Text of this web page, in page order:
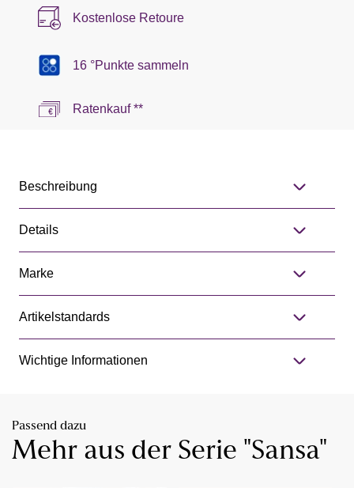
Kostenlose Retoure
16 °Punkte sammeln
Ratenkauf **
Beschreibung
Details
Marke
Artikelstandards
Wichtige Informationen
Passend dazu
Mehr aus der Serie "Sansa"